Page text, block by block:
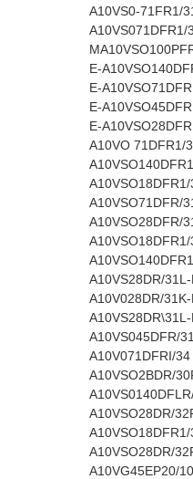
A10VS0-71FR1/
A10VS071DFR1/
E-
E-
E-
E-
A10VO 71DFR1/
A10VSO71DFR/
A10VSO28DFR/
A10VS28DR/
A10V028DR/31K-
A10VS045DFR/
A10V071DFRI/
A10VSO2BDR/
A10VSO28DR/
A10VSO28DR/
A10VG45EP20/